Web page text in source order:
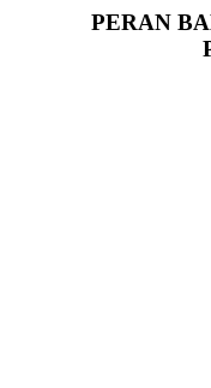
PERAN